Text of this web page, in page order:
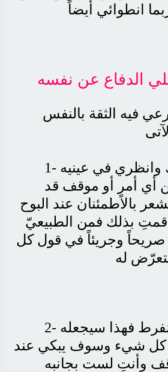
انطوائي أيضاً
الدفاع عن نفسه
فيه الثقة بالنفس
1- استمعي لطفلك وانظري في عينيه
أي أمرٍ أو موقف قد
بالاطمئنان عند البوح
قمتِ بذلك فمن الطبيعيّ
وجريئاً في قول كل
له
2- إياكِ والدلال المُفرط فهذا سيجعله
كل شيء وسوف يبكي عند
وأنتِ لست بجانبه